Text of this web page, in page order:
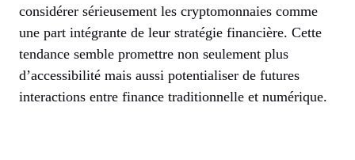
considérer sérieusement les cryptomonnaies comme
une part intégrante de leur stratégie financière. Cette
tendance semble promettre non seulement plus
d’accessibilité mais aussi potentialiser de futures
interactions entre finance traditionnelle et numérique.